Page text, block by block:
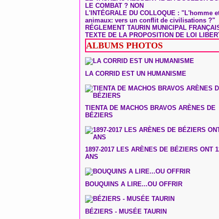
LE COMBAT ? NON
L'INTÉGRALE DU COLLOQUE : "L'homme
animaux: vers un conflit de civilisations ?"
RÉGLEMENT TAURIN MUNICIPAL
TEXTE DE LA PROPOSITION DE LOI
ALBUMS PHOTOS
LA CORRID EST UN HUMANISME
TIENTA DE MACHOS BRAVOS ARÈNES DE
BÉZIERS
1897-2017 LES ARÈNES DE BÉZIERS ONT
ANS
BOUQUINS A LIRE...OU OFFRIR
BÉZIERS - MUSÉE TAURIN